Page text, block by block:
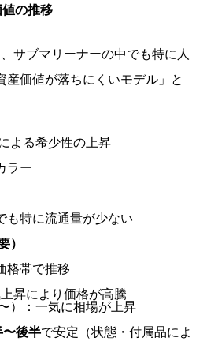
の推移
サブマリーナーの中でも特に人
産価値が落ちにくいモデル」と
よる希少性の上昇
ラー
も特に流通量が少ない
）
格帯で推移
昇により価格が高騰
）：一気に相場が上昇
後半で安定（状態・付属品によ